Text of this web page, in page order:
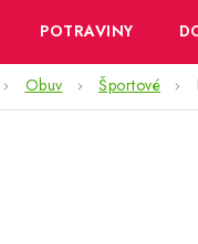
POTRAVINY
Obuv Športové